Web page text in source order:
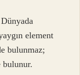
element
bulunmaz;